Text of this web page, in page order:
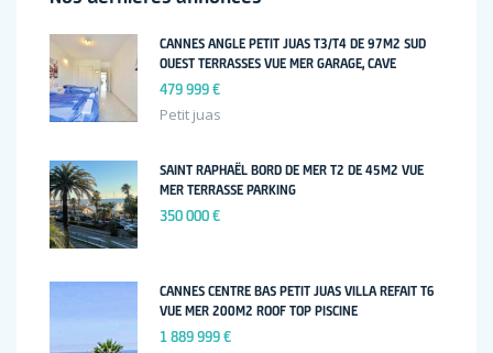
CANNES ANGLE PETIT JUAS T3/T4 DE 97M2 SUD
OUEST TERRASSES VUE MER GARAGE, CAVE
479 999 €
Petit juas
SAINT RAPHAËL BORD DE MER T2 DE 45M2 VUE
MER TERRASSE PARKING
350 000 €
CANNES CENTRE BAS PETIT JUAS VILLA REFAIT T6
VUE MER 200M2 ROOF TOP PISCINE
1 889 999 €